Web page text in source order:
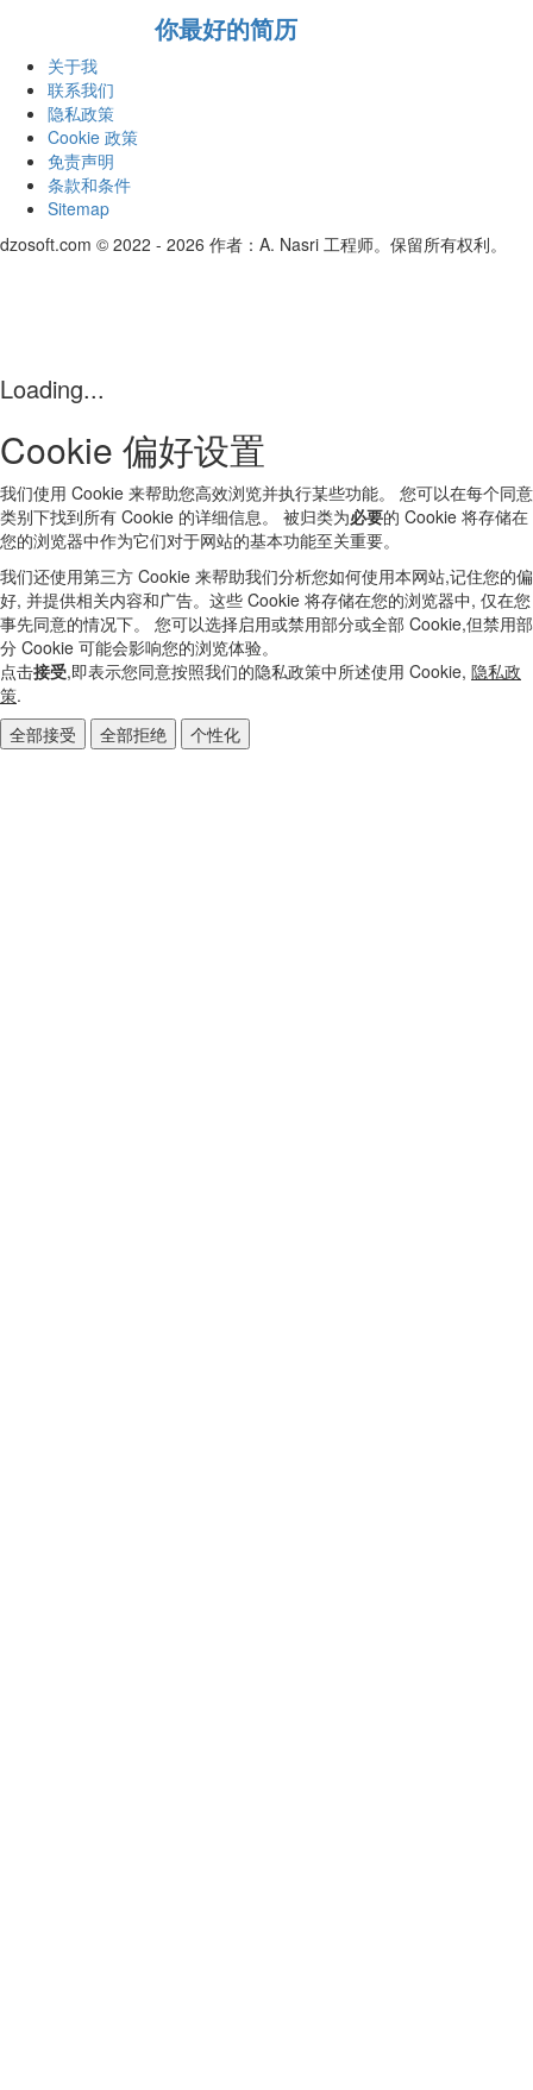
你最好的简历
关于我
联系我们
隐私政策
Cookie 政策
免责声明
条款和条件
Sitemap
dzosoft.com © 2022 - 2026 作者：A. Nasri 工程师。保留所有权利。
Loading...
Cookie 偏好设置
我们使用 Cookie 来帮助您高效浏览并执行某些功能。 您可以在每个同意
类别下找到所有 Cookie 的详细信息。 被归类为必要的 Cookie 将存储在
您的浏览器中作为它们对于网站的基本功能至关重要。
我们还使用第三方 Cookie 来帮助我们分析您如何使用本网站,记住您的偏
好, 并提供相关内容和广告。这些 Cookie 将存储在您的浏览器中, 仅在您
事先同意的情况下。 您可以选择启用或禁用部分或全部 Cookie,但禁用部
分 Cookie 可能会影响您的浏览体验。
点击接受,即表示您同意按照我们的隐私政策中所述使用 Cookie, 隐私政
策.
全部接受
全部拒绝 个性化